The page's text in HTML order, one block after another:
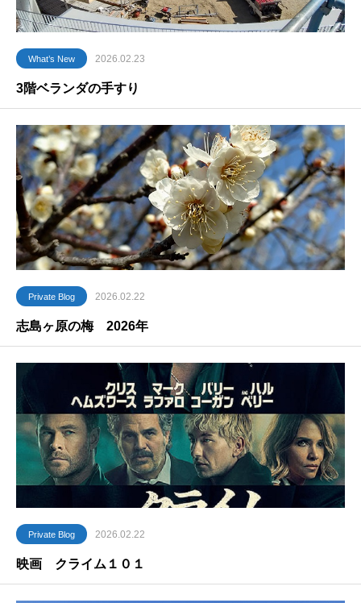
What’s New 2026.02.23
3階ベランダの手すり
Private Blog 2026.02.22
志島ヶ原の梅 2026年
Private Blog 2026.02.22
映画 クライム１０１